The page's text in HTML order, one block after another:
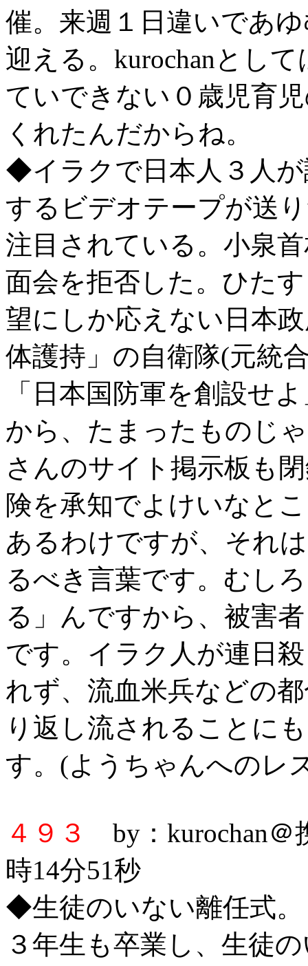
催。来週１日違いであ
迎える。kurochanとし
ていできない０歳児育
くれたんだからね。
◆イラクで日本人３人
するビデオテープが送
注目されている。小泉
面会を拒否した。ひた
望にしか応えない日本
体護持」の自衛隊(元統
「日本国防軍を創設せ
から、たまったものじ
さんのサイト掲示板も
険を承知でよけいなと
あるわけですが、それ
るべき言葉です。むし
る」んですから、被害
です。イラク人が連日
れず、流血米兵などの
り返し流されることに
す。(ようちゃんへのレ
４９３
by：kurochan
時14分51秒
◆生徒のいない離任式
３年生も卒業し、生徒